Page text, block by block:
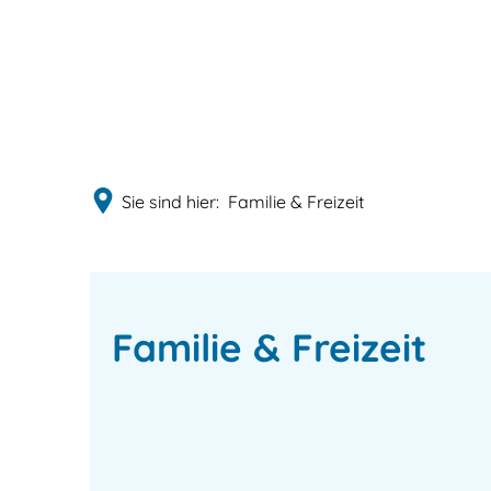
Sie sind hier: Familie & Freizeit
Familie & Freizeit